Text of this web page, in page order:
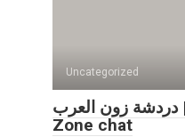
Uncategorized
زون العرب |
Zone chat